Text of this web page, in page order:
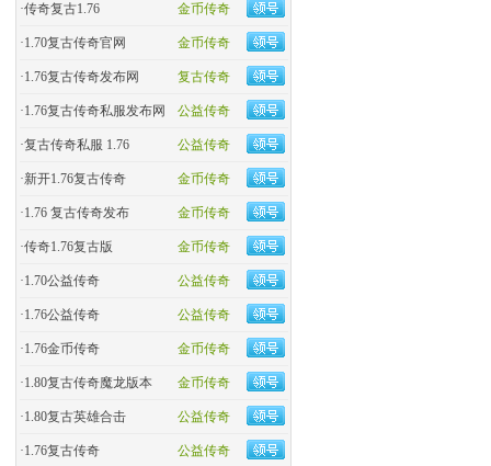
金币传奇
·传奇复古1.76
金币传奇
·1.70复古传奇官网
复古传奇
·1.76复古传奇发布网
公益传奇
·1.76复古传奇私服发布网
公益传奇
·复古传奇私服 1.76
金币传奇
·新开1.76复古传奇
金币传奇
·1.76 复古传奇发布
金币传奇
·传奇1.76复古版
公益传奇
·1.70公益传奇
公益传奇
·1.76公益传奇
金币传奇
·1.76金币传奇
金币传奇
·1.80复古传奇魔龙版本
公益传奇
·1.80复古英雄合击
公益传奇
·1.76复古传奇